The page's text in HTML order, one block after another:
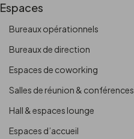
Espaces
Bureaux opérationnels
Bureaux de direction
Espaces de coworking
Salles de réunion & conférences
Hall & espaces lounge
Espaces d’accueil